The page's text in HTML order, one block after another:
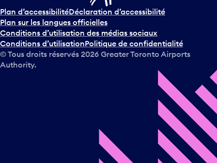
u
r
l
e
c
a
Plan d’accessibilitéDéclaration d’accessibilité
Plan sur les langues officielles
Conditions d’utilisation des médias sociaux
Conditions d’utilisationPolitique de confidentialité
© Tous droits réservés 2026 Greater Toronto Airports
Authority.